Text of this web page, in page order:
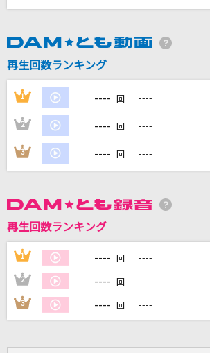
Da-iCE
氷川きよし
もっと見る
DAMに会員登録・ログインして
再生回数ランキング
1 ---- 回 ----
2 ---- 回 ----
3 ---- 回 ----
再生回数ランキング
1 ---- 回 ----
2 ---- 回 ----
3 ---- 回 ----